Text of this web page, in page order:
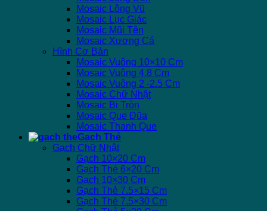
Mosaic Lông Vũ
Mosaic Lục Giác
Mosaic Mũi Tên
Mosaic Xương Cá
Hình Cơ Bản
Mosaic Vuông 10×10 Cm
Mosaic Vuông 4.8 Cm
Mosaic Vuông 2 -2.5 Cm
Mosaic Chữ Nhật
Mosaic Bi Tròn
Mosaic Que Đũa
Mosaic Thanh Que
Gạch Thẻ
Gạch Chữ Nhật
Gạch 10×20 Cm
Gạch Thẻ 6×20 Cm
Gạch 10×30 Cm
Gạch Thẻ 7.5×15 Cm
Gạch Thẻ 7.5×30 Cm